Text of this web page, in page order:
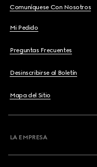
Comuníquese Con Nosotros
Mi Pedido
Preguntas Frecuentes
Desinscribirse al Boletín
Mapa del Sitio
LA EMPRESA